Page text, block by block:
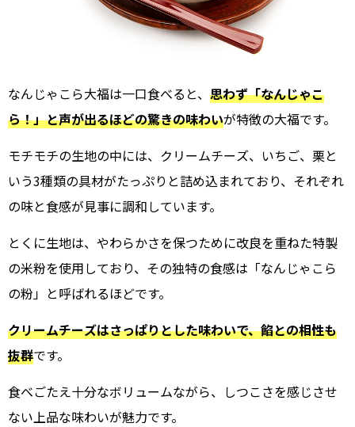
なんじゃこら大福は一口食べると、 思わず「なんじゃこ
ら！」と声が出るほどの驚きの味わいが特徴の大福です。
モチモチの生地の中には、クリームチーズ、いちご、栗と
いう3種類の具材がたっぷりと詰め込まれており、それぞれ
の味と食感が見事に調和しています。
とくに生地は、やわらかさを保つために改良を重ねた特製
の米粉を使用しており、その独特の食感は「なんじゃこら
の粉」と呼ばれるほどです。
クリームチーズはさっぱりとした味わいで、餡との相性も
抜群です。
食べごたえ十分なボリュームながら、しつこさを感じさせ
ない上品な味わいが魅力です。